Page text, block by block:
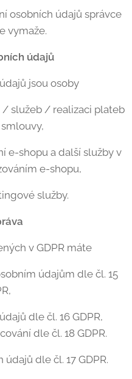
osobních údajů správce
vymaže.
ch údajů
jsou osoby
/ služeb / realizaci plateb
e-shopu a další služby v
e-shopu,
služby.
v GDPR máte
údajům dle čl. 15
dle čl. 16 GDPR,
dle čl. 18 GDPR.
dle čl. 17 GDPR.